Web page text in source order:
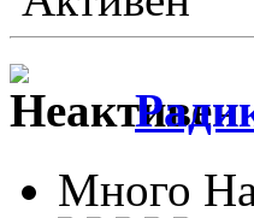
Много